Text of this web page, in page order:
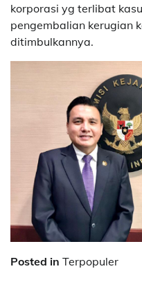
korporasi yg terlibat
pengembalian kerugian
ditimbulkannya.
Posted in Terpopuler